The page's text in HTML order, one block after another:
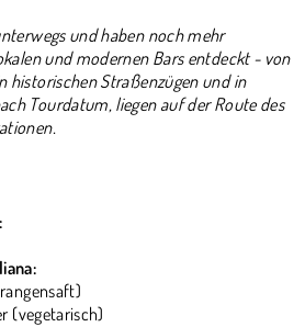
und haben noch mehr
und modernen Bars entdeckt - von
historischen Straßenzügen und in
Tourdatum, liegen auf der Route des
(vegetarisch)